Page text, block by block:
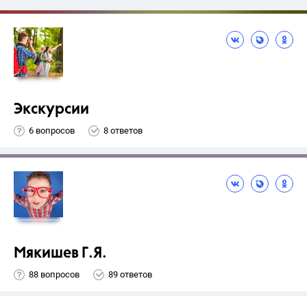
Экскурсии
6 вопросов 8 ответов
Мякишев Г.Я.
88 вопросов 89 ответов